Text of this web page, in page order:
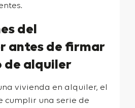
del
antes de firmar
de alquiler
vivienda en alquiler, el
cumplir una serie de